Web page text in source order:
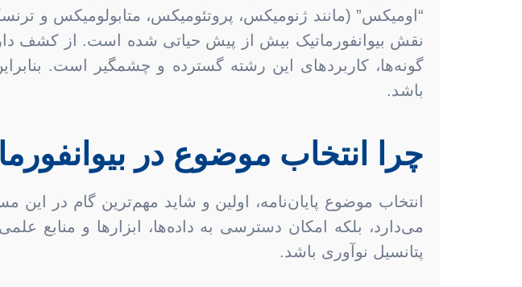
“اومیکس” (مانند ژنومیکس، پروتئومیکس، متابولومیکس و
نقش بیوانفورماتیک بیش از پیش حیاتی شده است. از کشف
گونه‌ها، کاربردهای این رشته گسترده و چشمگیر است.
باشد.
چرا انتخاب موضوع در
انتخاب موضوع پایان‌نامه، اولین و شاید مهم‌ترین گام در
می‌دارد، بلکه امکان دسترسی به داده‌ها، ابزارها و منابع
پتانسیل نوآوری باشد.